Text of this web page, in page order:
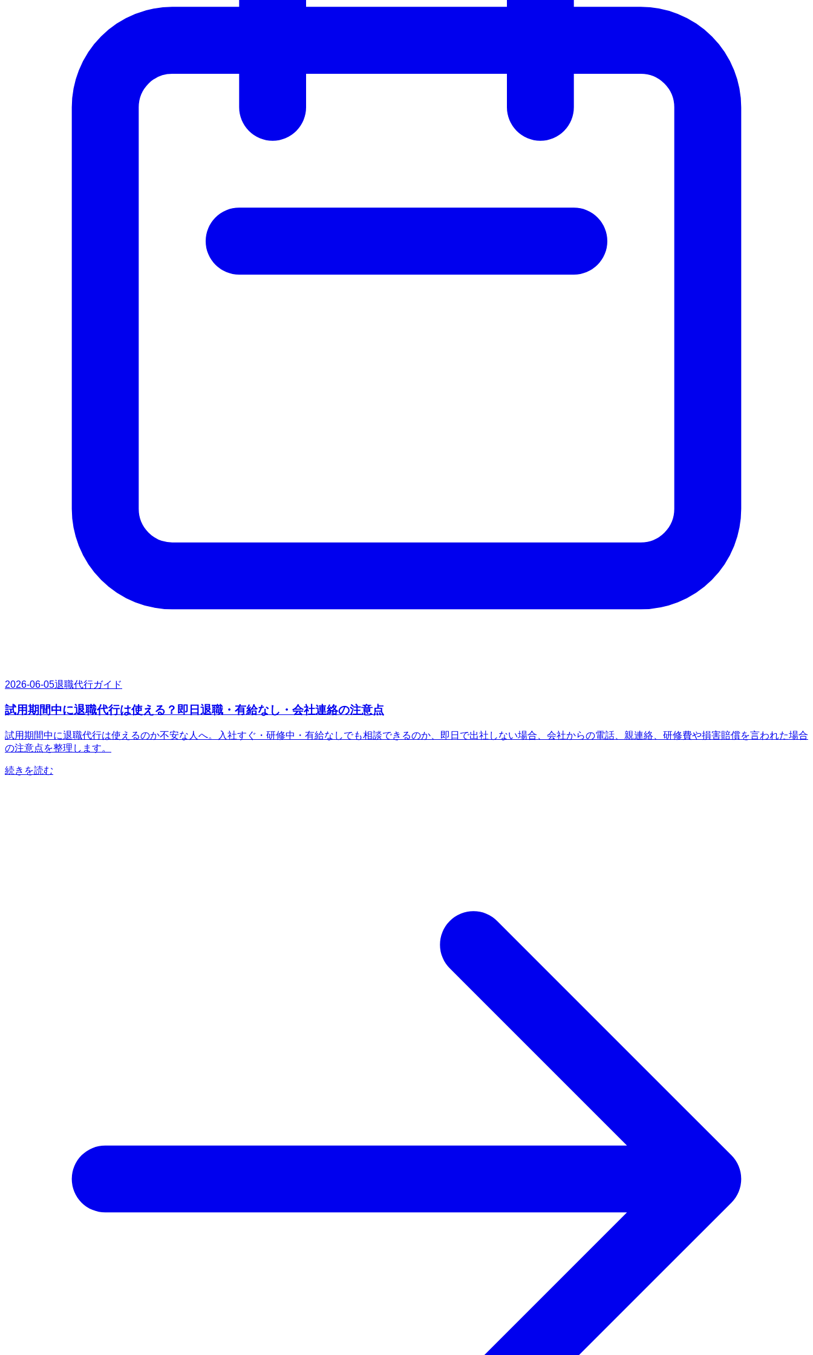
2026-06-05退職代行ガイド
試用期間中に退職代行は使える？即日退職・有給なし・会社連絡の注意点
試用期間中に退職代行は使えるのか不安な人へ。入社すぐ・研修中・有給なしでも相談できるのか、即日で出社しない場合、会社からの電話、親連絡、研修費や損害賠償を言われた場合
の注意点を整理します。
続きを読む